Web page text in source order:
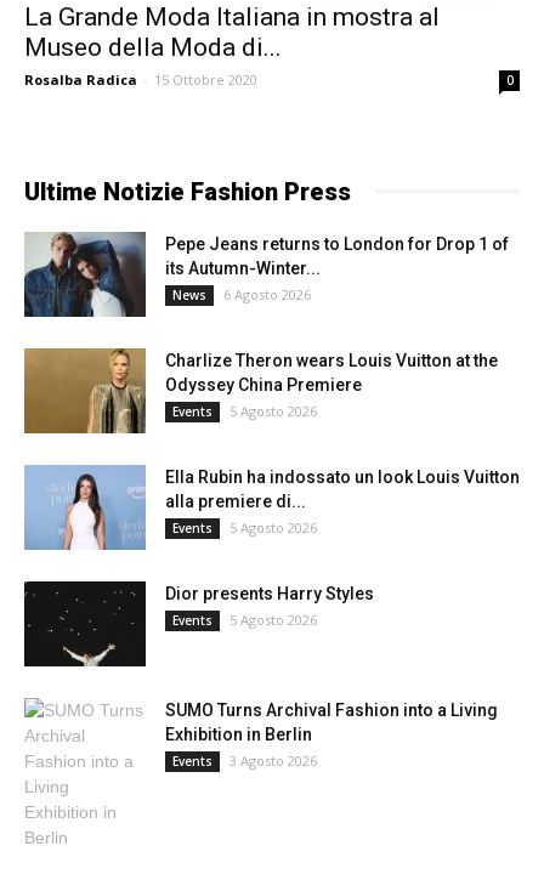
La Grande Moda Italiana in mostra al
Museo della Moda di...
Rosalba Radica - 15 Ottobre 2020 0
Ultime Notizie Fashion Press
Pepe Jeans returns to London for Drop 1 of
its Autumn-Winter...
News 6 Agosto 2026
Charlize Theron wears Louis Vuitton at the
Odyssey China Premiere
Events 5 Agosto 2026
Ella Rubin ha indossato un look Louis Vuitton
alla premiere di...
Events 5 Agosto 2026
Dior presents Harry Styles
Events 5 Agosto 2026
SUMO Turns Archival Fashion into a Living
Exhibition in Berlin
Events 3 Agosto 2026